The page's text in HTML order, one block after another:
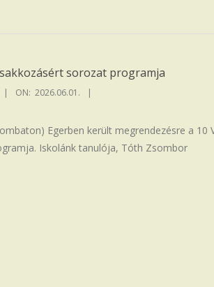
sorozat programja
ON: 2026.06.01.
Egerben került megrendezésre a 10
Iskolánk tanulója, Tóth Zsombor